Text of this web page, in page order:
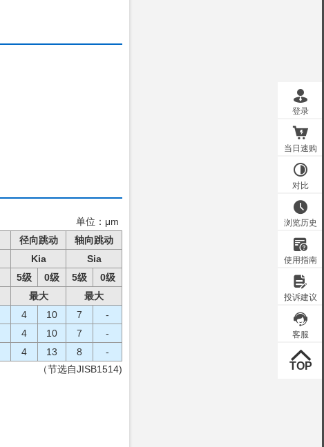
单位：μm
径向跳动
轴向跳动
Kia
Sia
5级 0级 5级
0级
最大
最大
4 10 7
-
4 10 7
-
4 13 8
-
（节选自JISB1514)